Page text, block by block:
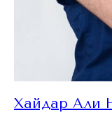
Хайдар Али